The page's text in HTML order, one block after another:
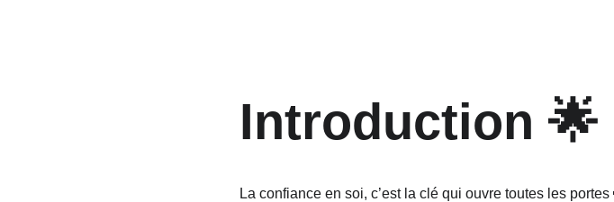
Introduction 🌟
La confiance en soi, c’est la clé qui ouvre toutes les